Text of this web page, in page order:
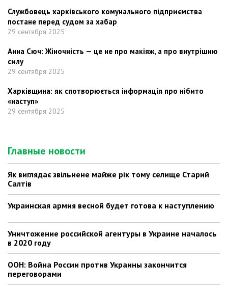
Службовець харківського комунального підприємства
постане перед судом за хабар
29 сентября 2025
Анна Сюч: Жіночність — це не про макіяж, а про внутрішню
силу
29 сентября 2025
Харківщина: як спотворюється інформація про нібито
«наступ»
29 сентября 2025
Главные новости
Як виглядає звільнене майже рік тому селище Старий
Салтів
Украинская армия весной будет готова к наступлению
Уничтожение российской агентуры в Украине началось
в 2020 году
ООН: Война России против Украины закончится
переговорами